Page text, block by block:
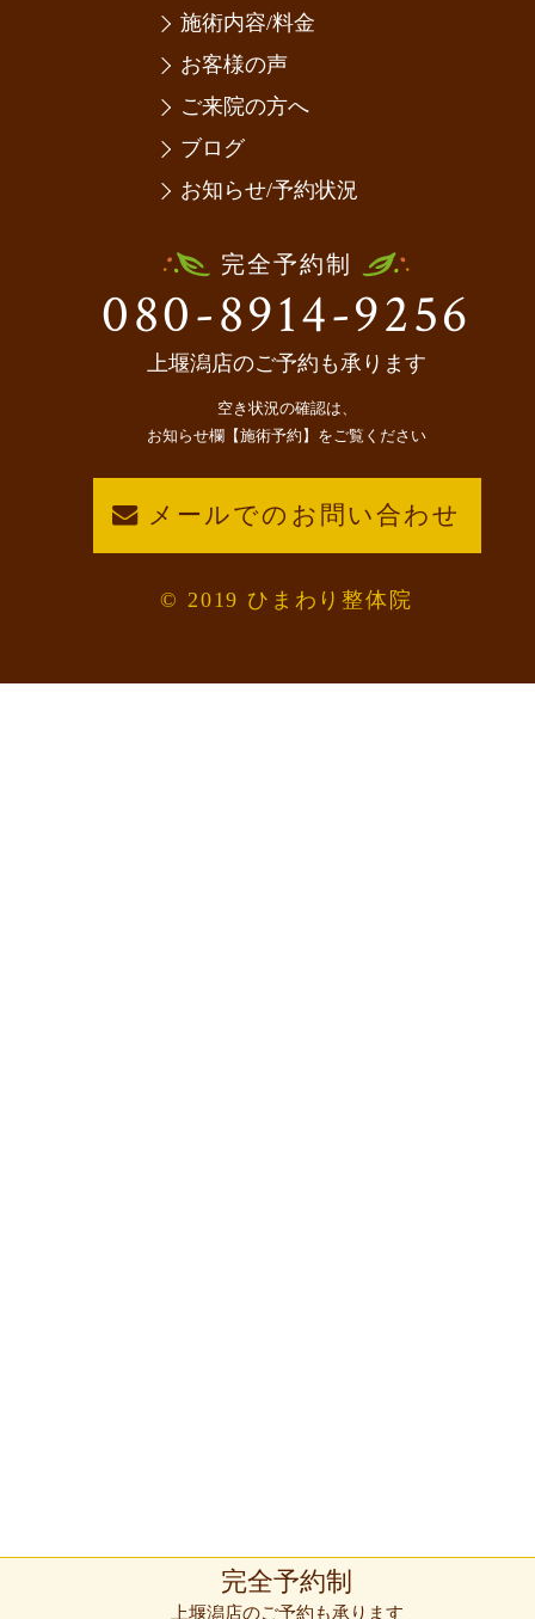
完全予約制
上堰潟店のご予約も承ります
施術内容/料金
お客様の声
ご来院の方へ
ブログ
お知らせ/予約状況
完全予約制
080-8914-9256
上堰潟店のご予約も承ります
空き状況の確認は、
お知らせ欄【施術予約】をご覧ください
メールでのお問い合わせ
© 2019 ひまわり整体院